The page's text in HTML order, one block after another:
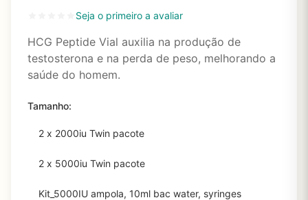
Seja o primeiro a avaliar
HCG Peptide Vial auxilia na produção de
testosterona e na perda de peso, melhorando a
saúde do homem.
Tamanho:
2 x 2000iu Twin pacote
2 x 5000iu Twin pacote
Kit_5000IU ampola, 10ml bac water, syringes